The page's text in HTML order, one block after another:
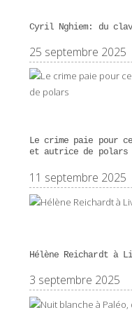
Cyril Nghiem: du
25 septembre 2025
Le crime paie pour
et autrice de polars
11 septembre 2025
Hélène Reichardt à
3 septembre 2025